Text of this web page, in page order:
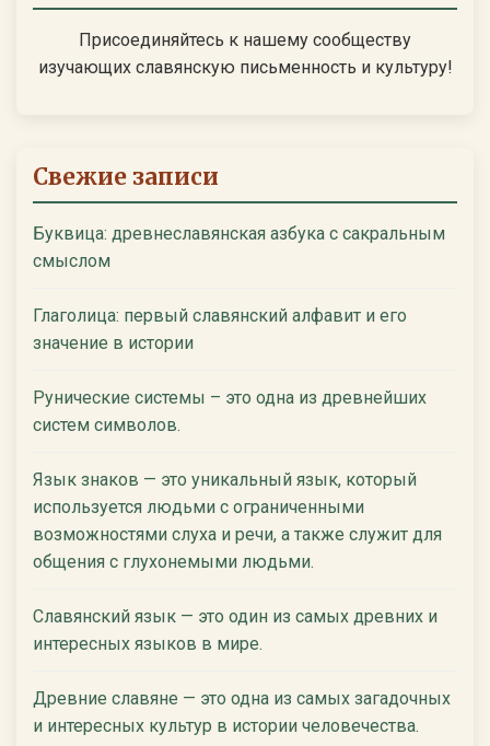
Присоединяйтесь к нашему сообществу
изучающих славянскую письменность и культуру!
Свежие записи
Буквица: древнеславянская азбука с сакральным
смыслом
Глаголица: первый славянский алфавит и его
значение в истории
Рунические системы – это одна из древнейших
систем символов.
Язык знаков — это уникальный язык, который
используется людьми с ограниченными
возможностями слуха и речи, а также служит для
общения с глухонемыми людьми.
Славянский язык — это один из самых древних и
интересных языков в мире.
Древние славяне — это одна из самых загадочных
и интересных культур в истории человечества.